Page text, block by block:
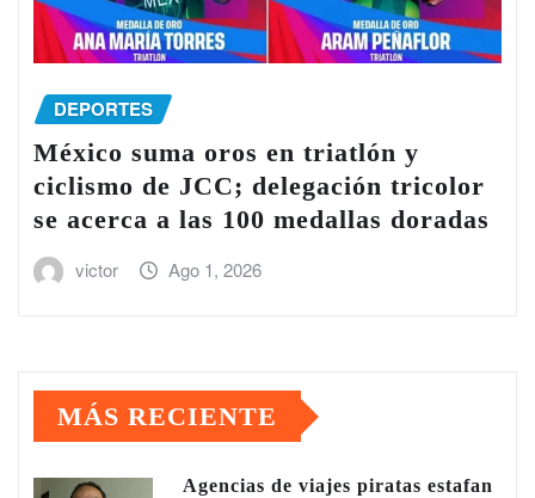
DEPORTES
México suma oros en triatlón y
ciclismo de JCC; delegación tricolor
se acerca a las 100 medallas doradas
victor Ago 1, 2026
MÁS RECIENTE
Agencias de viajes piratas estafan